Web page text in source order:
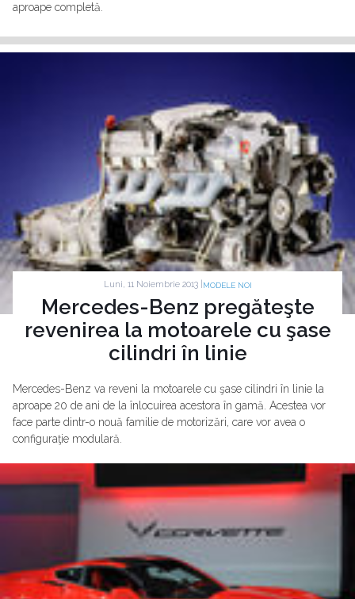
aproape completă.
Luni, 11 Noiembrie 2013 | MODELE NOI
Mercedes-Benz pregăteşte
revenirea la motoarele cu şase
cilindri în linie
Mercedes-Benz va reveni la motoarele cu şase cilindri în linie la
aproape 20 de ani de la înlocuirea acestora în gamă. Acestea vor
face parte dintr-o nouă familie de motorizări, care vor avea o
configuraţie modulară.